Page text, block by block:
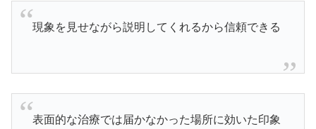
現象を見せながら説明してくれるから信頼できる
表面的な治療では届かなかった場所に効いた印象